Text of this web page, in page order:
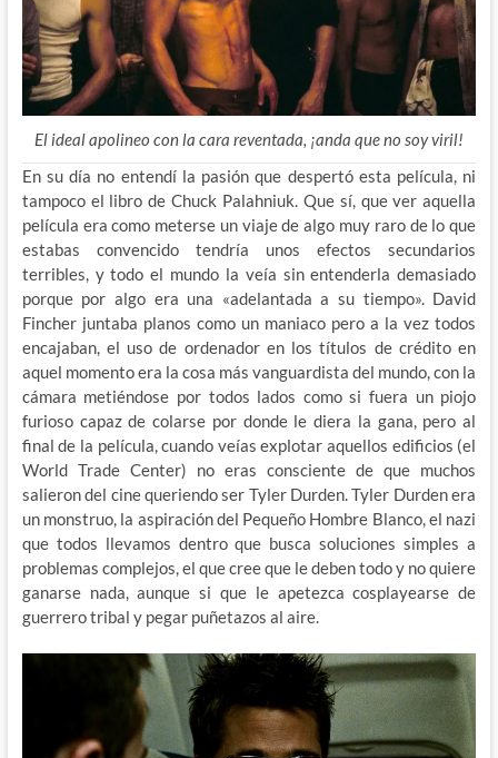
El ideal apolineo con la cara reventada, ¡anda que no soy viril!
En su día no entendí la pasión que despertó esta película, ni
tampoco el libro de Chuck Palahniuk. Que sí, que ver aquella
película era como meterse un viaje de algo muy raro de lo que
estabas convencido tendría unos efectos secundarios
terribles, y todo el mundo la veía sin entenderla demasiado
porque por algo era una «adelantada a su tiempo». David
Fincher juntaba planos como un maniaco pero a la vez todos
encajaban, el uso de ordenador en los títulos de crédito en
aquel momento era la cosa más vanguardista del mundo, con la
cámara metiéndose por todos lados como si fuera un piojo
furioso capaz de colarse por donde le diera la gana, pero al
final de la película, cuando veías explotar aquellos edificios (el
World Trade Center) no eras consciente de que muchos
salieron del cine queriendo ser Tyler Durden. Tyler Durden era
un monstruo, la aspiración del Pequeño Hombre Blanco, el nazi
que todos llevamos dentro que busca soluciones simples a
problemas complejos, el que cree que le deben todo y no quiere
ganarse nada, aunque si que le apetezca cosplayearse de
guerrero tribal y pegar puñetazos al aire.